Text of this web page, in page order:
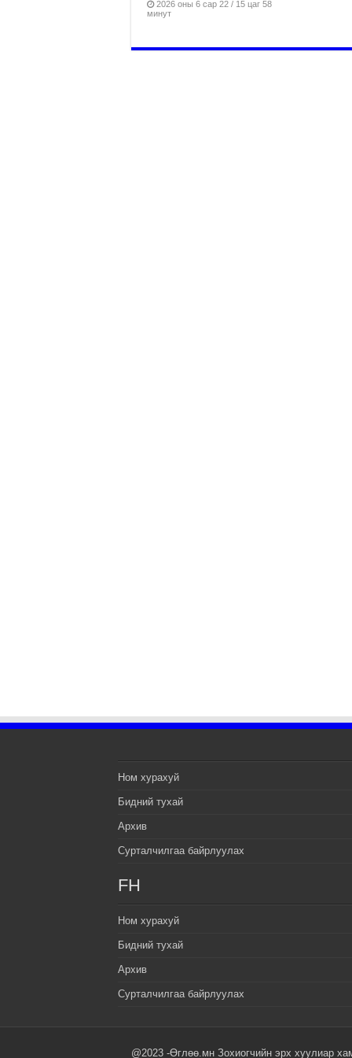
2026 оны 6 сар 22 / 15 цаг 58
минут
Ном хурахуй
Бидний тухай
Архив
Сурталчилгаа байрлуулах
FH
Ном хурахуй
Бидний тухай
Архив
Сурталчилгаа байрлуулах
@2023 -Өглөө.мн Зохиогчийн эрх хуулиар